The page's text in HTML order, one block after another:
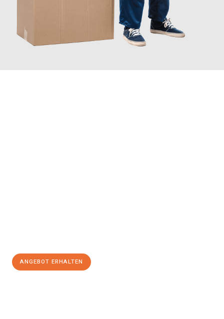
ANGEBOT ERHALTEN